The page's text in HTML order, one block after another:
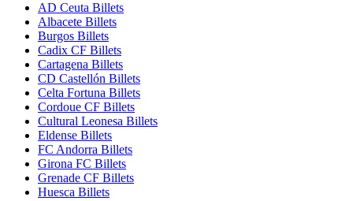
AD Ceuta Billets
Albacete Billets
Burgos Billets
Cadix CF Billets
Cartagena Billets
CD Castellón Billets
Celta Fortuna Billets
Cordoue CF Billets
Cultural Leonesa Billets
Eldense Billets
FC Andorra Billets
Girona FC Billets
Grenade CF Billets
Huesca Billets